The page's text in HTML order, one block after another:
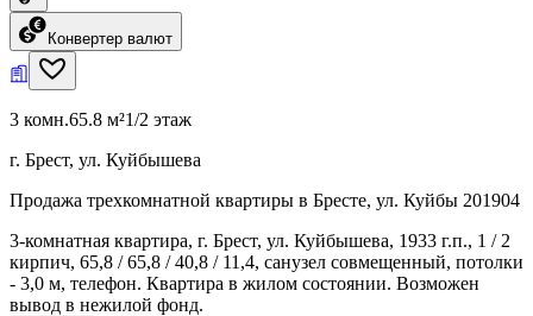
Конвертер валют
3 комн.65.8 м²1/2 этаж
г. Брест, ул. Куйбышева
Продажа трехкомнатной квартиры в Бресте, ул. Куйбы 201904
3-комнатная квартира, г. Брест, ул. Куйбышева, 1933 г.п., 1 / 2
кирпич, 65,8 / 65,8 / 40,8 / 11,4, санузел совмещенный, потолки
- 3,0 м, телефон. Квартира в жилом состоянии. Возможен
вывод в нежилой фонд.